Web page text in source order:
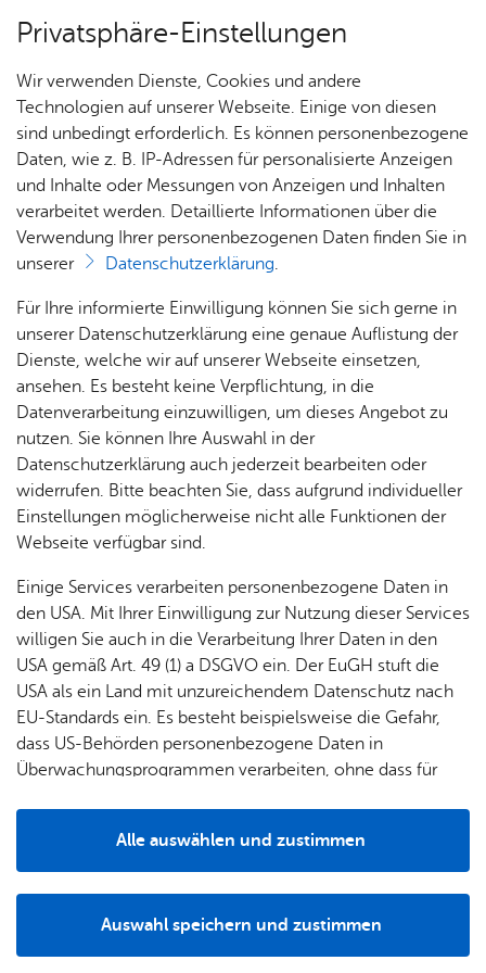
Heute
Alle Ter­mi­ne
Ter­min spei­chern
Ver­an­stal­tung dru­cken
Vor­le­sen
Ort­schafts­rat Ra­de­rach
Mitt­woch, 10. März 2027, 19:00 Uhr
Sitzung:2027 / ORR / 003
Gremium: Ortschaftsrat Raderach
Ort:Dorfgemeinschaftshaus Raderach
öffentlichen Sitzungen sind im Internet unter
www.friedrichshafen-sitzungsdienst.komm.one/bi/zu
finden.
Auf dem Laufenden bleiben: Abonnieren Sie
einfach unsere News und Sie werden automatisch
benachrichtigt.
Zu­rück zur Über­sicht
Privatsphäre-Einstellungen
Wir verwenden Dienste, Cookies und andere
Technologien auf unserer Webseite. Einige von diesen
sind unbedingt erforderlich. Es können personenbezogene
Daten, wie z. B. IP-Adressen für personalisierte Anzeigen
und Inhalte oder Messungen von Anzeigen und Inhalten
verarbeitet werden. Detaillierte Informationen über die
Verwendung Ihrer personenbezogenen Daten finden Sie in
unserer
Datenschutzerklärung.
Für Ihre informierte Einwilligung können Sie sich gerne in
unserer Datenschutzerklärung eine genaue Auflistung der
Dienste, welche wir auf unserer Webseite einsetzen,
ansehen. Es besteht keine Verpflichtung, in die
Datenverarbeitung einzuwilligen, um dieses Angebot zu
nutzen. Sie können Ihre Auswahl in der
Datenschutzerklärung auch jederzeit bearbeiten oder
widerrufen. Bitte beachten Sie, dass aufgrund individueller
Einstellungen möglicherweise nicht alle Funktionen der
Webseite verfügbar sind.
Einige Services verarbeiten personenbezogene Daten in
den USA. Mit Ihrer Einwilligung zur Nutzung dieser Services
willigen Sie auch in die Verarbeitung Ihrer Daten in den
USA gemäß Art. 49 (1) a DSGVO ein. Der EuGH stuft die
USA als ein Land mit unzureichendem Datenschutz nach
EU-Standards ein. Es besteht beispielsweise die Gefahr,
dass US-Behörden personenbezogene Daten in
Überwachungsprogrammen verarbeiten, ohne dass für
Auswahl speichern und zustimmen
Alle auswählen und zustimmen